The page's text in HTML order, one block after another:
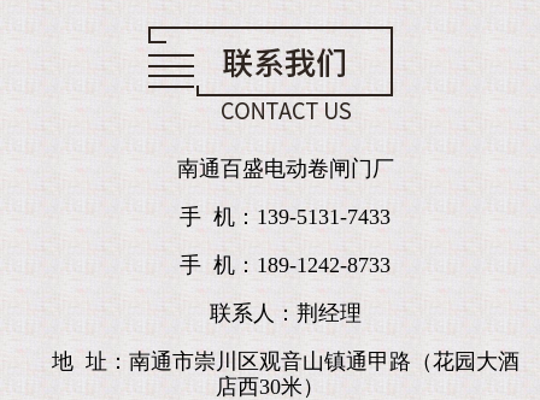
南通百盛电动卷闸门厂
手 机：139-5131-7433
手 机：189-1242-8733
联系人：荆经理
地 址：南通市崇川区观音山镇通甲路（花园大酒
店西30米）